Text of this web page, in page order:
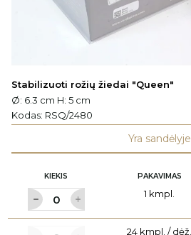
Stabilizuoti rožių žiedai "Queen"
Ø: 6.3 cm H: 5 cm
Kodas: RSQ/2480
Yra sandėlyje
KIEKIS PAKAVIMAS
1 kmpl.
24 kmpl. / dėž.